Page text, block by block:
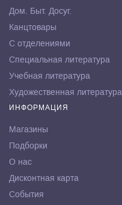
Дом. Быт. Досуг.
Канцтовары
С отделениями
Специальная литература
Учебная литература
Художественная литература
ИНФОРМАЦИЯ
Магазины
Подборки
О нас
Дисконтная карта
События